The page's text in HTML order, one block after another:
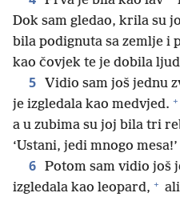
Dok sam gledao, krila su
bila podignuta sa zemlje i
kao čovjek te je dobila
5
Vidio sam još jednu
je izgledala kao medvjed. +
a u zubima su joj bila tri
‘Ustani, jedi mnogo mesa!’
6 Potom sam vidio još
izgledala kao leopard, +